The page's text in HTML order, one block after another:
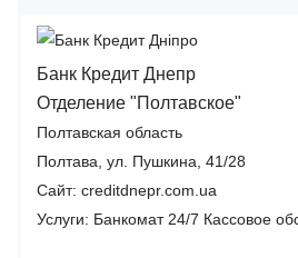
Банк Кредит Днепр
Отделение "Полтавское"
Полтавская область
Полтава, ул. Пушкина, 41/28
Сайт: creditdnepr.com.ua
Услуги: Банкомат 24/7 Кассовое